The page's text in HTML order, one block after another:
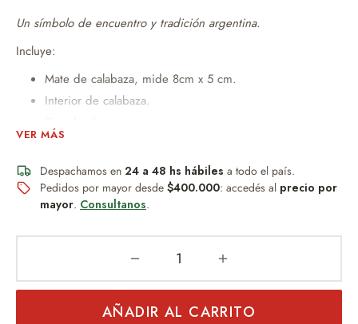
Un símbolo de encuentro y tradición argentina.
Incluye:
Mate de calabaza, mide 8cm x 5 cm.
Interior de calabaza.
Virola de alpaca.
PESO 150GR
Un obsequio distinguido que combina diseño, practicidad y
buen gusto.
Una pieza pensada para quienes valoran los detalles y la
VER MÁS
Despachamos en 24 a 48 hs hábiles a todo el país.
Pedidos por mayor desde $400.000: accedés al precio por
mayor. Consultanos.
AÑADIR AL CARRITO